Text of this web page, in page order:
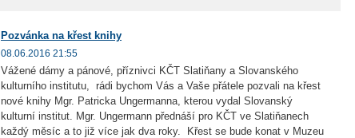
Pozvánka na křest knihy
08.06.2016 21:55
Vážené dámy a pánové, příznivci KČT Slatiňany a Slovanského
kulturního institutu, rádi bychom Vás a Vaše přátele pozvali na křest
nové knihy Mgr. Patricka Ungermanna, kterou vydal Slovanský
kulturní institut. Mgr. Ungermann přednáší pro KČT ve Slatiňanech
každý měsíc a to již více jak dva roky. Křest se bude konat v Muzeu